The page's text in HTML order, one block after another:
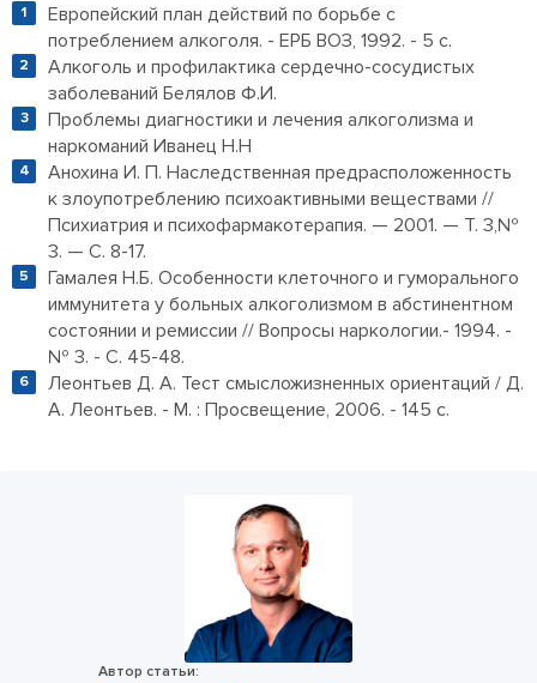
Европейский план действий по борьбе с
потреблением алкоголя. - ЕРБ ВОЗ, 1992. - 5 с.
Алкоголь и профилактика сердечно-сосудистых
заболеваний Белялов Ф.И.
Проблемы диагностики и лечения алкоголизма и
наркоманий Иванец Н.Н
Анохина И. П. Наследственная предрасположенность
к злоупотреблению психоактивными веществами //
Психиатрия и психофармакотерапия. — 2001. — Т. 3,№
3. — С. 8-17.
Гамалея Н.Б. Особенности клеточного и гуморального
иммунитета у больных алкоголизмом в абстинентном
состоянии и ремиссии // Вопросы наркологии.- 1994. -
№ 3. - С. 45-48.
Леонтьев Д. А. Тест смысложизненных ориентаций / Д.
А. Леонтьев. - М. : Просвещение, 2006. - 145 с.
Автор статьи: